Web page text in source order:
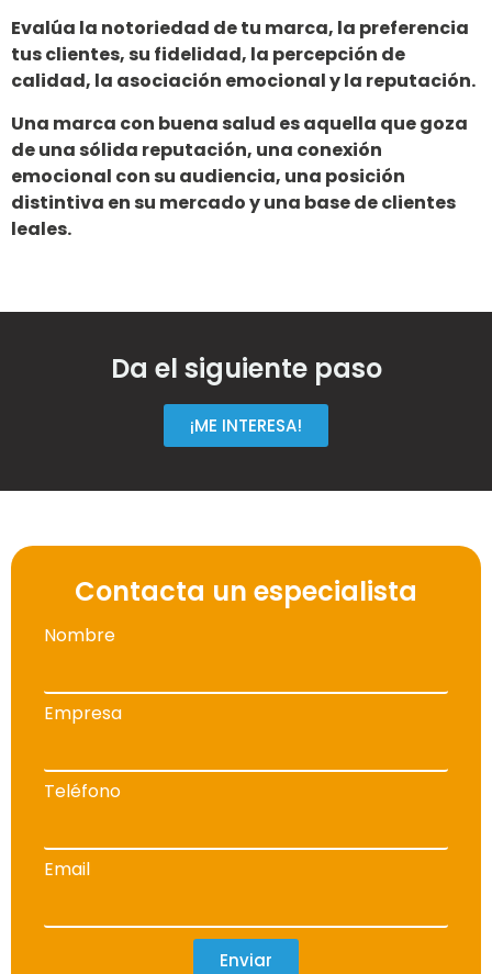
Evalúa la notoriedad de tu marca, la preferencia
tus clientes, su fidelidad, la percepción de
calidad, la asociación emocional y la reputación.
Una marca con buena salud es aquella que goza
de una sólida reputación, una conexión
emocional con su audiencia, una posición
distintiva en su mercado y una base de clientes
leales.
Da el siguiente paso
¡ME INTERESA!
Contacta un especialista
Nombre
Empresa
Teléfono
Email
Enviar